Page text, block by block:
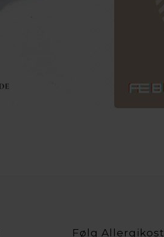
Følg Allergikost